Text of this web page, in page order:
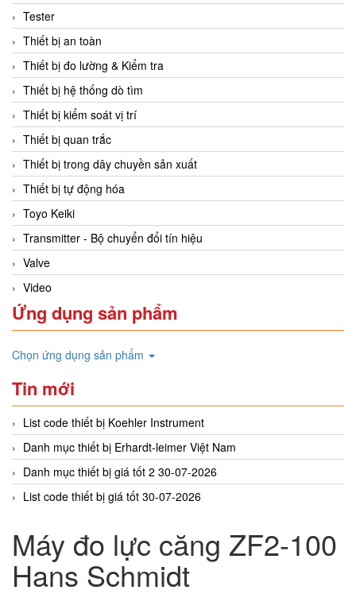
Tester
Thiết bị an toàn
Thiết bị đo lường & Kiểm tra
Thiết bị hệ thống dò tìm
Thiết bị kiểm soát vị trí
Thiết bị quan trắc
Thiết bị trong dây chuyền sản xuất
Thiết bị tự động hóa
Toyo Keiki
Transmitter - Bộ chuyển đổi tín hiệu
Valve
Video
Ứng dụng sản phẩm
Chọn ứng dụng sản phẩm
Tin mới
List code thiết bị Koehler Instrument
Danh mục thiết bị Erhardt-leimer Việt Nam
Danh mục thiết bị giá tốt 2 30-07-2026
List code thiết bị giá tốt 30-07-2026
Máy đo lực căng ZF2-100
Hans Schmidt